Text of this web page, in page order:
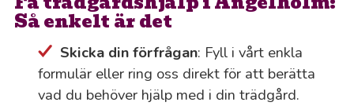
Så enkelt är det
Skicka din förfrågan: Fyll i vårt enkla
formulär eller ring oss direkt för att berätta
vad du behöver hjälp med i din trädgård.